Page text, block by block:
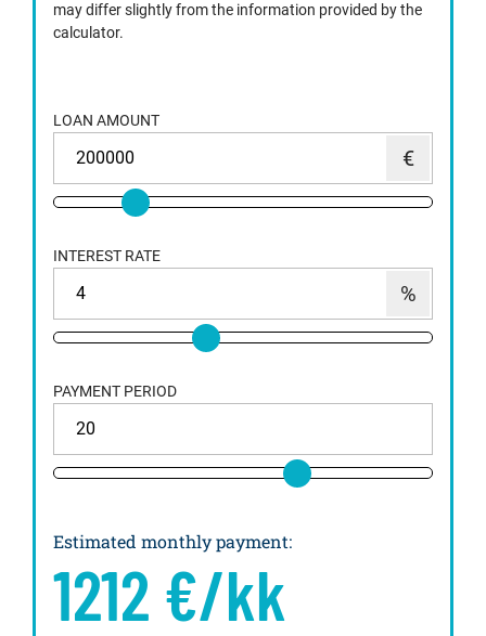
may differ slightly from the information provided by the
calculator.
LOAN AMOUNT
INTEREST RATE
PAYMENT PERIOD
Estimated monthly payment:
1212 €/kk